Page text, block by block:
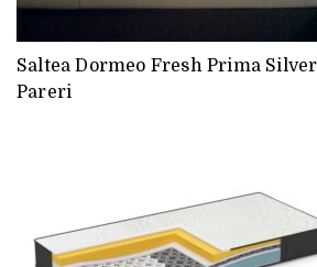
Saltea Dormeo Fresh Prima
Pareri